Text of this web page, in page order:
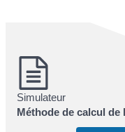
Simulateur
Méthode de calcul de